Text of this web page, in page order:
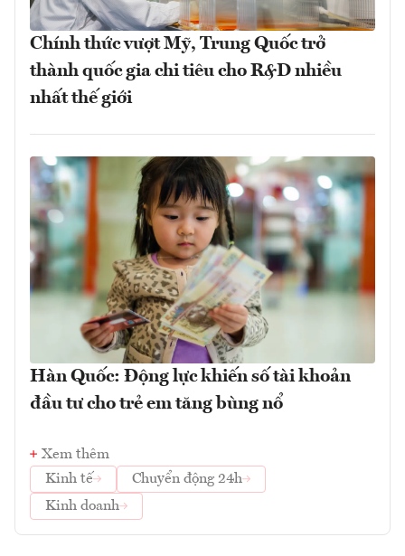
Chính thức vượt Mỹ, Trung Quốc trở
thành quốc gia chi tiêu cho R&D nhiều
nhất thế giới
Hàn Quốc: Động lực khiến số tài khoản
đầu tư cho trẻ em tăng bùng nổ
Xem thêm
Kinh tế
Chuyển động 24h
Kinh doanh